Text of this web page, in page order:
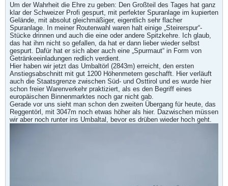
Um der Wahrheit die Ehre zu geben: Den Großteil des Tages hat ganz
klar der Schweizer Profi gespurt, mit perfekter Spuranlage im kupierten
Gelände, mit absolut gleichmäßiger, eigentlich sehr flacher
Spuranlage. In meiner Routenwahl waren halt einige „Steirerspur“-
Stücke drinnen und auch die eine oder andere Spitzkehre. Ich glaub,
das hat ihm nicht so gefallen, da hat er dann lieber wieder selbst
gespurt. Dafür hat er sich aber auch eine „Spurmaut“ in Form von
Getränkeeinladungen redlich verdient.
Hier haben wir jetzt das Umbaltörl (2843m) erreicht, den ersten
Anstiegsabschnitt mit gut 1200 Höhenmetern geschafft. Hier verläuft
auch die Staatsgrenze zwischen Süd- und Osttirol und es wurde hier
schon freier Warenverkehr praktiziert, als es den Begriff eines
europäischen Binnenmarktes noch gar nicht gab.
Gerade vor uns sieht man schon den zweiten Übergang für heute, das
Reggentörl, mit 3047m noch etwas höher als hier. Dazwischen müssen
wir aber noch runter ins Umbaltal, bevor es drüben wieder hoch geht.